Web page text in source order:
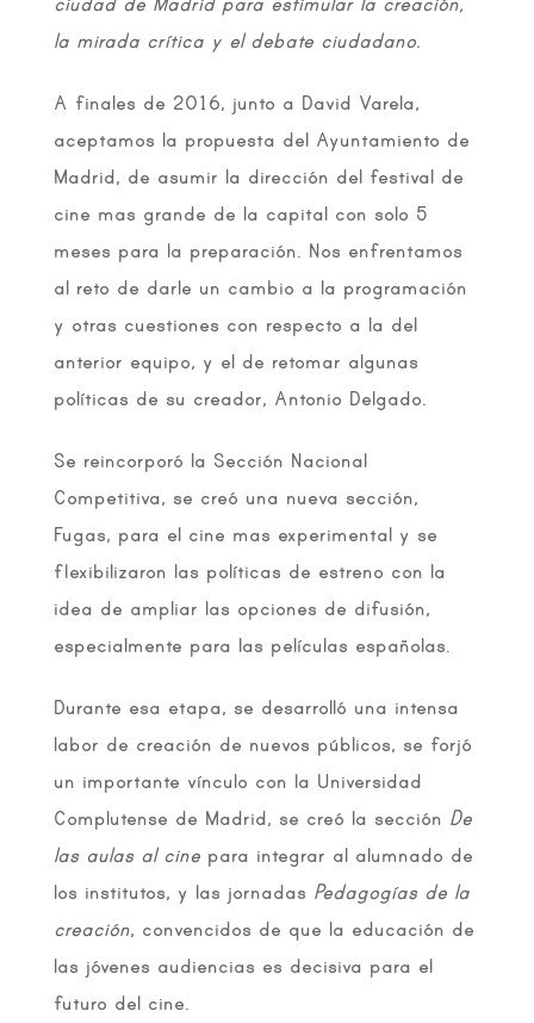
la mirada crítica y el debate ciudadano.
A finales de 2016, junto a David Varela,
aceptamos la propuesta del Ayuntamiento de
Madrid, de asumir la dirección del festival de
cine mas grande de la capital con solo 5
meses para la preparación. Nos enfrentamos
al reto de darle un cambio a la programación
y otras cuestiones con respecto a la del
anterior equipo, y el de retomar algunas
políticas de su creador, Antonio Delgado.
Se reincorporó la Sección Nacional
Competitiva, se creó una nueva sección,
Fugas, para el cine mas experimental y se
flexibilizaron las políticas de estreno con la
idea de ampliar las opciones de difusión,
especialmente para las películas españolas.
Durante esa etapa, se desarrolló una intensa
labor de creación de nuevos públicos, se forjó
un importante vínculo con la Universidad
Complutense de Madrid, se creó la sección De
las aulas al cinepara integrar al alumnado de
los institutos, y las jornadas Pedagogías de la
creación, convencidos de que la educación de
las jóvenes audiencias es decisiva para el
futuro del cine.